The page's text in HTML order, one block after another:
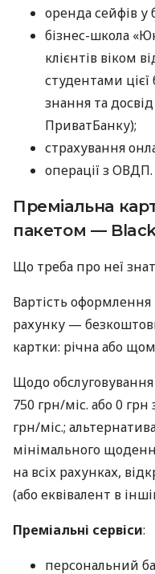
оренда сейфів у
бізнес-школа
клієнтів віком
студентами
знання та
ПриватБанку);
страхування
операції з ОВДП.
Преміальна
пакетом —
Що треба про неї
Вартість
рахунку —
картки: річна або
Щодо
750 грн/міс. або 0
грн/міс.;
мінімального
на всіх рахунках,
(або еквівалент в
Преміальні сервіси:
персональний